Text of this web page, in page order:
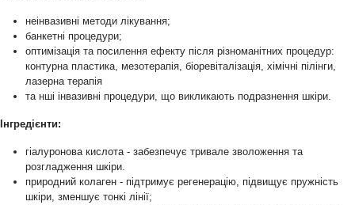
неінвазивні методи лікування;
банкетні процедури;
оптимізація та посилення ефекту після різноманітних процедур:
контурна пластика, мезотерапія, біоревіталізація, хімічні пілінги,
лазерна терапія
та нші інвазивні процедури, що викликають подразнення шкіри.
Інгредієнти:
гіалуронова кислота - забезпечує тривале зволоження та
розгладження шкіри.
природний колаген - підтримує регенерацію, підвищує пружність
шкіри, зменшує тонкі лінії;